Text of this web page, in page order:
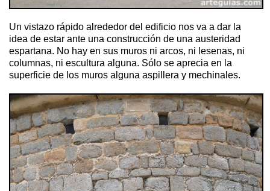
Un vistazo rápido alrededor del edificio nos va a dar la
idea de estar ante una construcción de una austeridad
espartana. No hay en sus muros ni arcos, ni lesenas, ni
columnas, ni escultura alguna. Sólo se aprecia en la
superficie de los muros alguna aspillera y mechinales.